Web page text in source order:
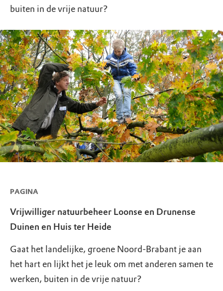
buiten in de vrije natuur?
PAGINA
Vrijwilliger natuurbeheer Loonse en Drunense
Duinen en Huis ter Heide
Gaat het landelijke, groene Noord-Brabant je aan
het hart en lijkt het je leuk om met anderen samen te
werken, buiten in de vrije natuur?